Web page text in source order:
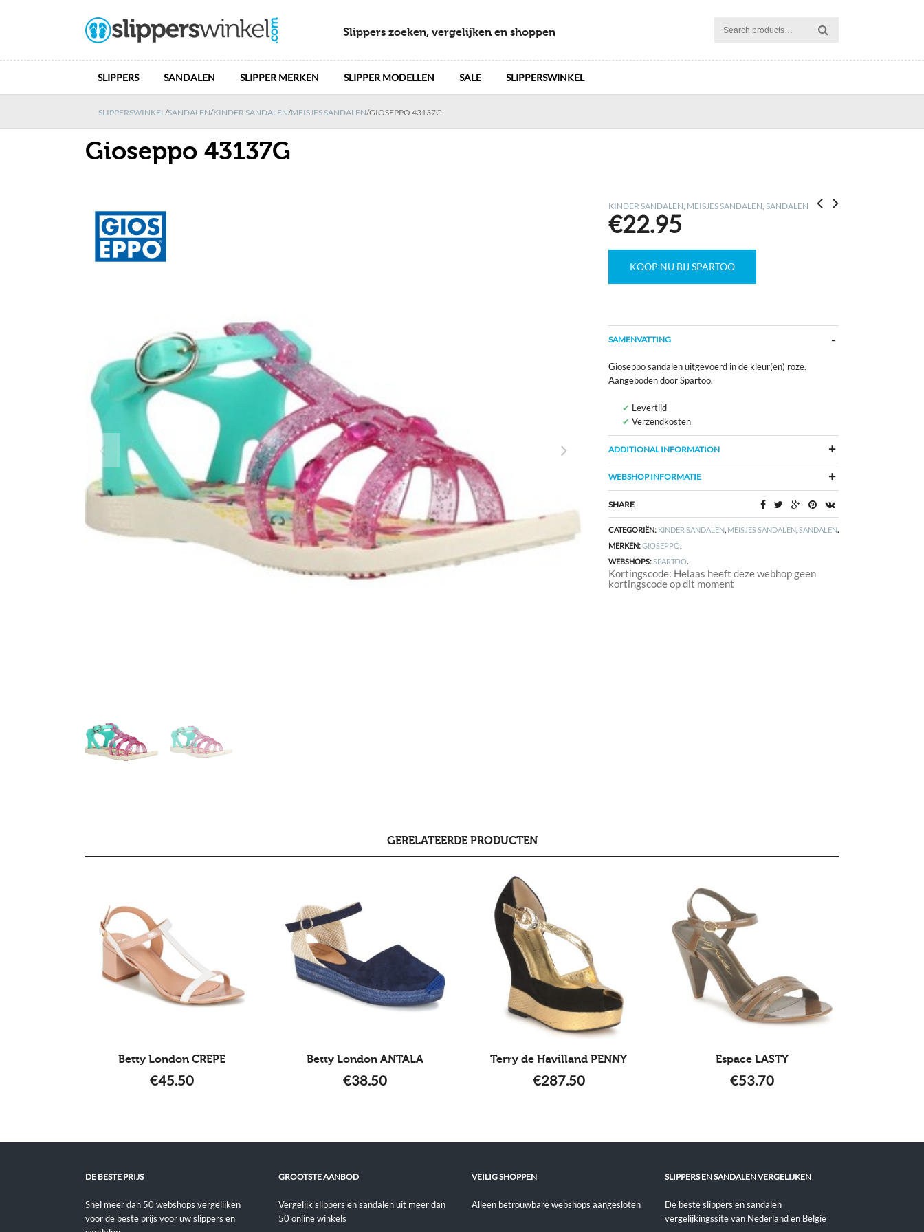
Slippers zoeken, vergelijken en shoppen
SLIPPERS SANDALEN SLIPPER MERKEN SLIPPER MODELLEN SALE SLIPPERSWINKEL
SLIPPERSWINKEL/SANDALEN/KINDER SANDALEN/MEISJES SANDALEN/GIOSEPPO 43137G
Gioseppo 43137G
KINDER SANDALEN, MEISJES SANDALEN, SANDALEN
€22.95
KOOP NU BIJ SPARTOO
SAMENVATTING
Gioseppo sandalen uitgevoerd in de kleur(en) roze.
Aangeboden door Spartoo.
Levertijd
Verzendkosten
ADDITIONAL INFORMATION
WEBSHOP INFORMATIE
SHARE
CATEGORIËN: KINDER SANDALEN, MEISJES SANDALEN,SANDALEN.
MERKEN:GIOSEPPO.
WEBSHOPS:SPARTOO.
Kortingscode: Helaas heeft deze webhop geen
kortingscode op dit moment
GERELATEERDE PRODUCTEN
Betty London CREPE
€45.50
Betty London ANTALA
€38.50
Terry de Havilland PENNY
€287.50
Espace LASTY
€53.70
DE BESTE PRIJS
Snel meer dan 50 webshops vergelijken
voor de beste prijs voor uw slippers en
GROOTSTE AANBOD
Vergelijk slippers en sandalen uit meer dan
50 online winkels
VEILIG SHOPPEN
Alleen betrouwbare webshops aangesloten
SLIPPERS EN SANDALEN VERGELIJKEN
De beste slippers en sandalen
vergelijkingssite van Nederland en België